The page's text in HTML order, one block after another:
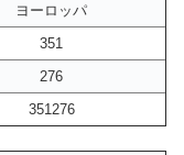
ヨーロッパ
351
276
351276